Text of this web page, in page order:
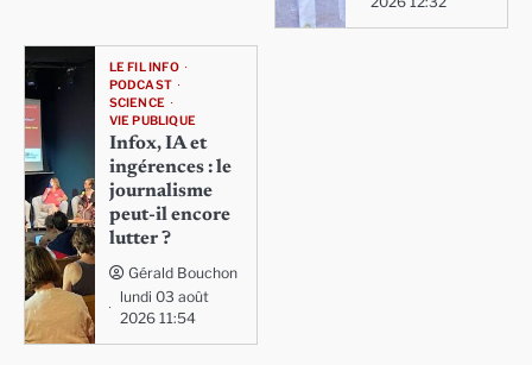
LE FIL INFO
PODCAST
SCIENCE
VIE PUBLIQUE
Infox, IA et
ingérences : le
journalisme
peut-il encore
lutter ?
Gérald Bouchon
lundi 03 août
2026 11:54